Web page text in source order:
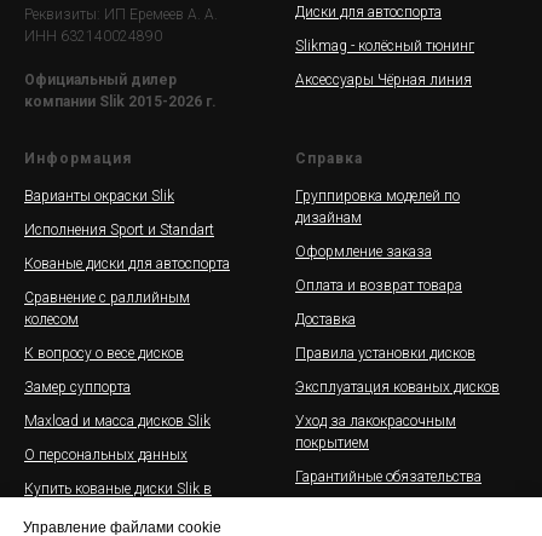
Управление файлами cookie
Реквизиты: ИП Еремеев А. А.
ИНН 632140024890
Официальный дилер
компании Slik 2015-2026 г.
Диски для автоспорта
Slikmag - колёсный тюнинг
Аксессуары Чёрная линия
Информация
Варианты окраски Slik
Исполнения Sport и Standart
Кованые диски для автоспорта
Сравнение с раллийным
колесом
К вопросу о весе дисков
Замер суппорта
Maxload и масса дисков Slik
О персональных данных
Купить кованые диски Slik в
Справка
Группировка моделей по
дизайнам
Оформление заказа
Оплата и возврат товара
Доставка
Правила установки дисков
Эксплуатация кованых дисков
Уход за лакокрасочным
покрытием
Гарантийные обязательства